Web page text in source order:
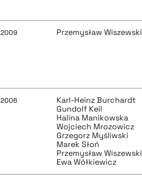
2009 Przemysław Wiszewski
2006
Karl-Heinz Burchardt
Gundolf Keil
Halina Manikowska
Wojciech Mrozowicz
Grzegorz Myśliwski
Marek Słoń
Przemysław Wiszewski
Ewa Wółkiewicz